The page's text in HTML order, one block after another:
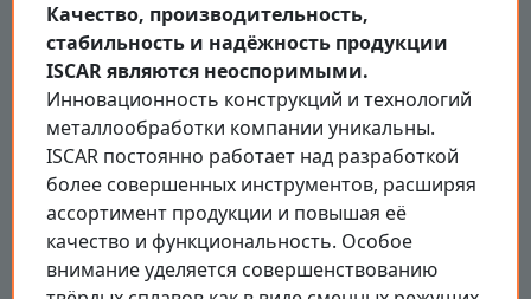
Качество, производительность,
стабильность и надёжность продукции
ISCAR являются неоспоримыми.
Инновационность конструкций и технологий
металлообработки компании уникальны.
ISCAR постоянно работает над разработкой
более совершенных инструментов, расширяя
ассортимент продукции и повышая её
качество и функциональность. Особое
внимание уделяется совершенствованию